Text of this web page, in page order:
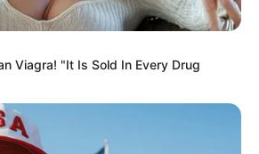
Viagra! "It Is Sold In Every Drug